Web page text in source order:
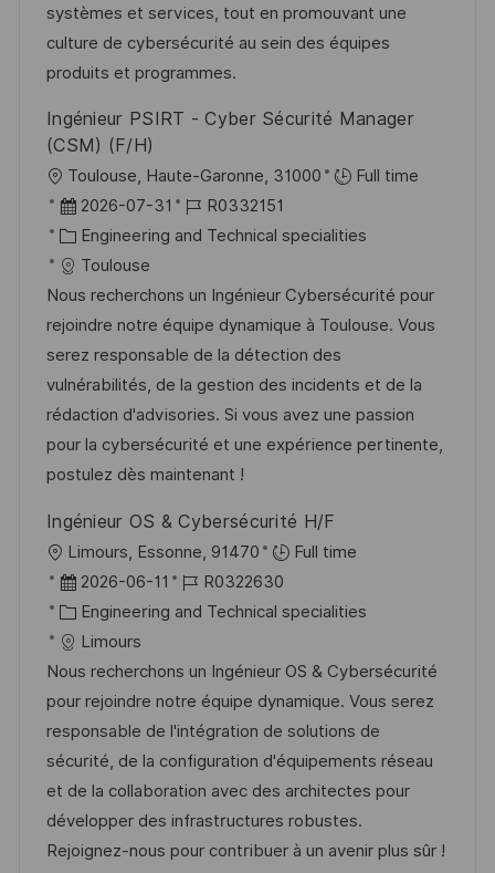
e
r
V
r
f
n
l
g
o
r
i
systèmes et services, tout en promouvant une
culture de cybersécurité au sein des équipes
produits et programmes.
Ingénieur PSIRT - Cyber Sécurité Manager
(CSM) (F/H)
O
r
t
Toulouse, Haute-Garonne, 31000
Full time
D
a
t
u
m
d
e
r
V
e
ö
f
f
e
n
t
l
i
c
h
u
n
2026-07-31
J
o
-
I
D
R0332151
K
a
t
e
g
o
r
i
e
Engineering and Technical specialities
Toulouse
Nous recherchons un Ingénieur Cybersécurité pour
rejoindre notre équipe dynamique à Toulouse. Vous
serez responsable de la détection des
vulnérabilités, de la gestion des incidents et de la
rédaction d'advisories. Si vous avez une passion
pour la cybersécurité et une expérience pertinente,
postulez dès maintenant !
Ingénieur OS & Cybersécurité H/F
O
r
t
Limours, Essonne, 91470
Full time
D
a
t
u
m
d
e
r
V
e
2026-06-11
J
o
-
I
D
R0322630
K
a
t
e
g
o
r
i
e
Engineering and Technical specialities
Limours
Nous recherchons un Ingénieur OS & Cybersécurité
pour rejoindre notre équipe dynamique. Vous serez
responsable de l'intégration de solutions de
sécurité, de la configuration d'équipements réseau
et de la collaboration avec des architectes pour
développer des infrastructures robustes.
Rejoignez-nous pour contribuer à un avenir plus sûr !